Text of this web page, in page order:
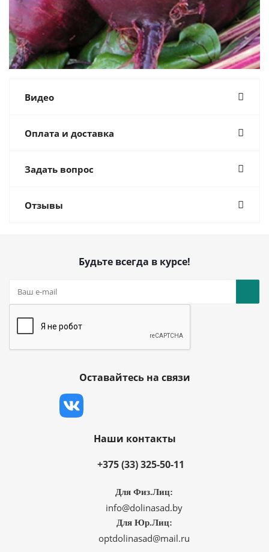
Видео
Оплата и доставка
Задать вопрос
Отзывы
Будьте всегда в курсе!
Оставайтесь на связи
Наши контакты
+375 (33) 325-50-11
Для Физ.Лиц:
info@dolinasad.by
Для Юр.Лиц:
optdolinasad@mail.ru